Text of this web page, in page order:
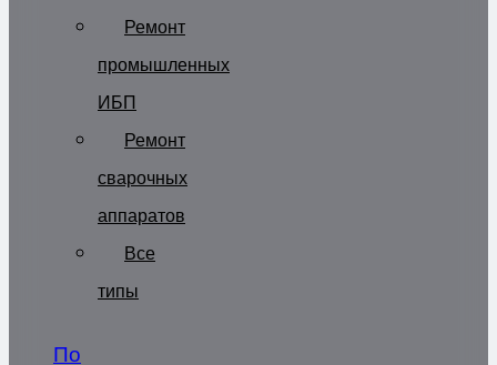
Ремонт
промышленных
ИБП
Ремонт
сварочных
аппаратов
Все
типы
По